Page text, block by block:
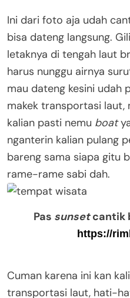
Ini dari foto aja udah
bisa dateng langsung.
letaknya di tengah laut
harus nunggu airnya
mau dateng kesini udah
makek transportasi laut,
kalian pasti nemu boat
nganterin kalian pulang
bareng sama siapa gitu
rame-rame sabi dah.
Pas sunsetcantik
https://
Cuman karena ini kan
transportasi laut, hati-